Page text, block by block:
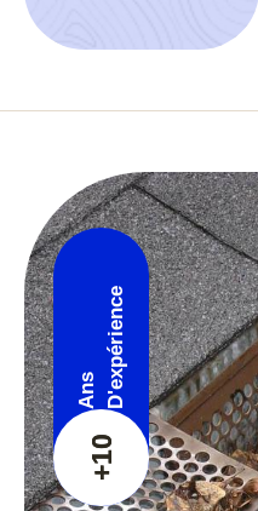
+10
Ans D'expérience